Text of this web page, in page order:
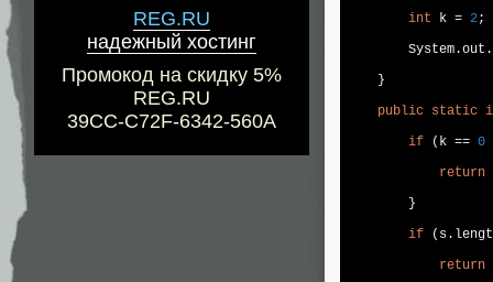
REG.RU
надежный хостинг
Промокод на скидку 5%
REG.RU
39CC-C72F-6342-560A
int k = 2;
}
public static
if (k == 0
return
}
if
return